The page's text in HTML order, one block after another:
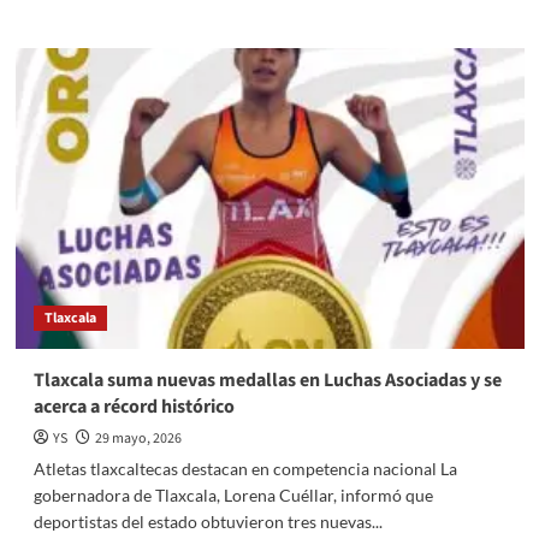
Alcaldía
Benito
Juárez
realiza
recorridos
vecinales
atender
solicitudes
de
servicios
Tlaxcala
Tlaxcala suma nuevas medallas en Luchas Asociadas y se
acerca a récord histórico
YS
29 mayo, 2026
Atletas tlaxcaltecas destacan en competencia nacional La
gobernadora de Tlaxcala, Lorena Cuéllar, informó que
deportistas del estado obtuvieron tres nuevas...